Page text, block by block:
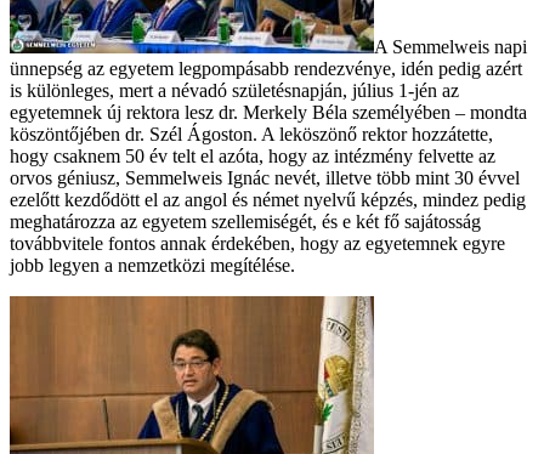
A Semmelweis napi
ünnepség az egyetem legpompásabb rendezvénye, idén pedig azért
is különleges, mert a névadó születésnapján, július 1-jén az
egyetemnek új rektora lesz dr. Merkely Béla személyében – mondta
köszöntőjében dr. Szél Ágoston. A leköszönő rektor hozzátette,
hogy csaknem 50 év telt el azóta, hogy az intézmény felvette az
orvos géniusz, Semmelweis Ignác nevét, illetve több mint 30 évvel
ezelőtt kezdődött el az angol és német nyelvű képzés, mindez pedig
meghatározza az egyetem szellemiségét, és e két fő sajátosság
továbbvitele fontos annak érdekében, hogy az egyetemnek egyre
jobb legyen a nemzetközi megítélése.